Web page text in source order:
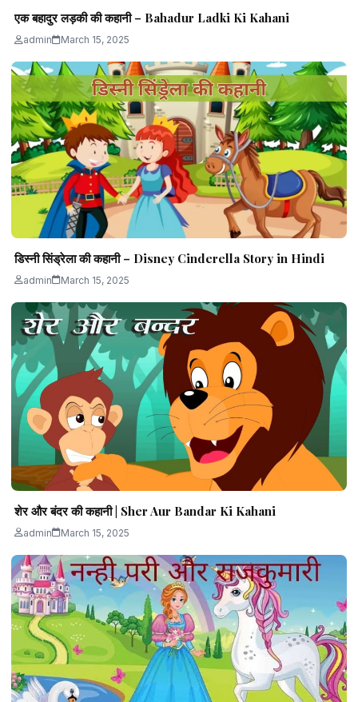
एक बहादुर लड़की की कहानी – Bahadur Ladki Ki Kahani
admin March 15, 2025
डिस्नी सिंड्रेला की कहानी – Disney Cinderella Story in Hindi
admin March 15, 2025
शेर और बंदर की कहानी | Sher Aur Bandar Ki Kahani
admin March 15, 2025